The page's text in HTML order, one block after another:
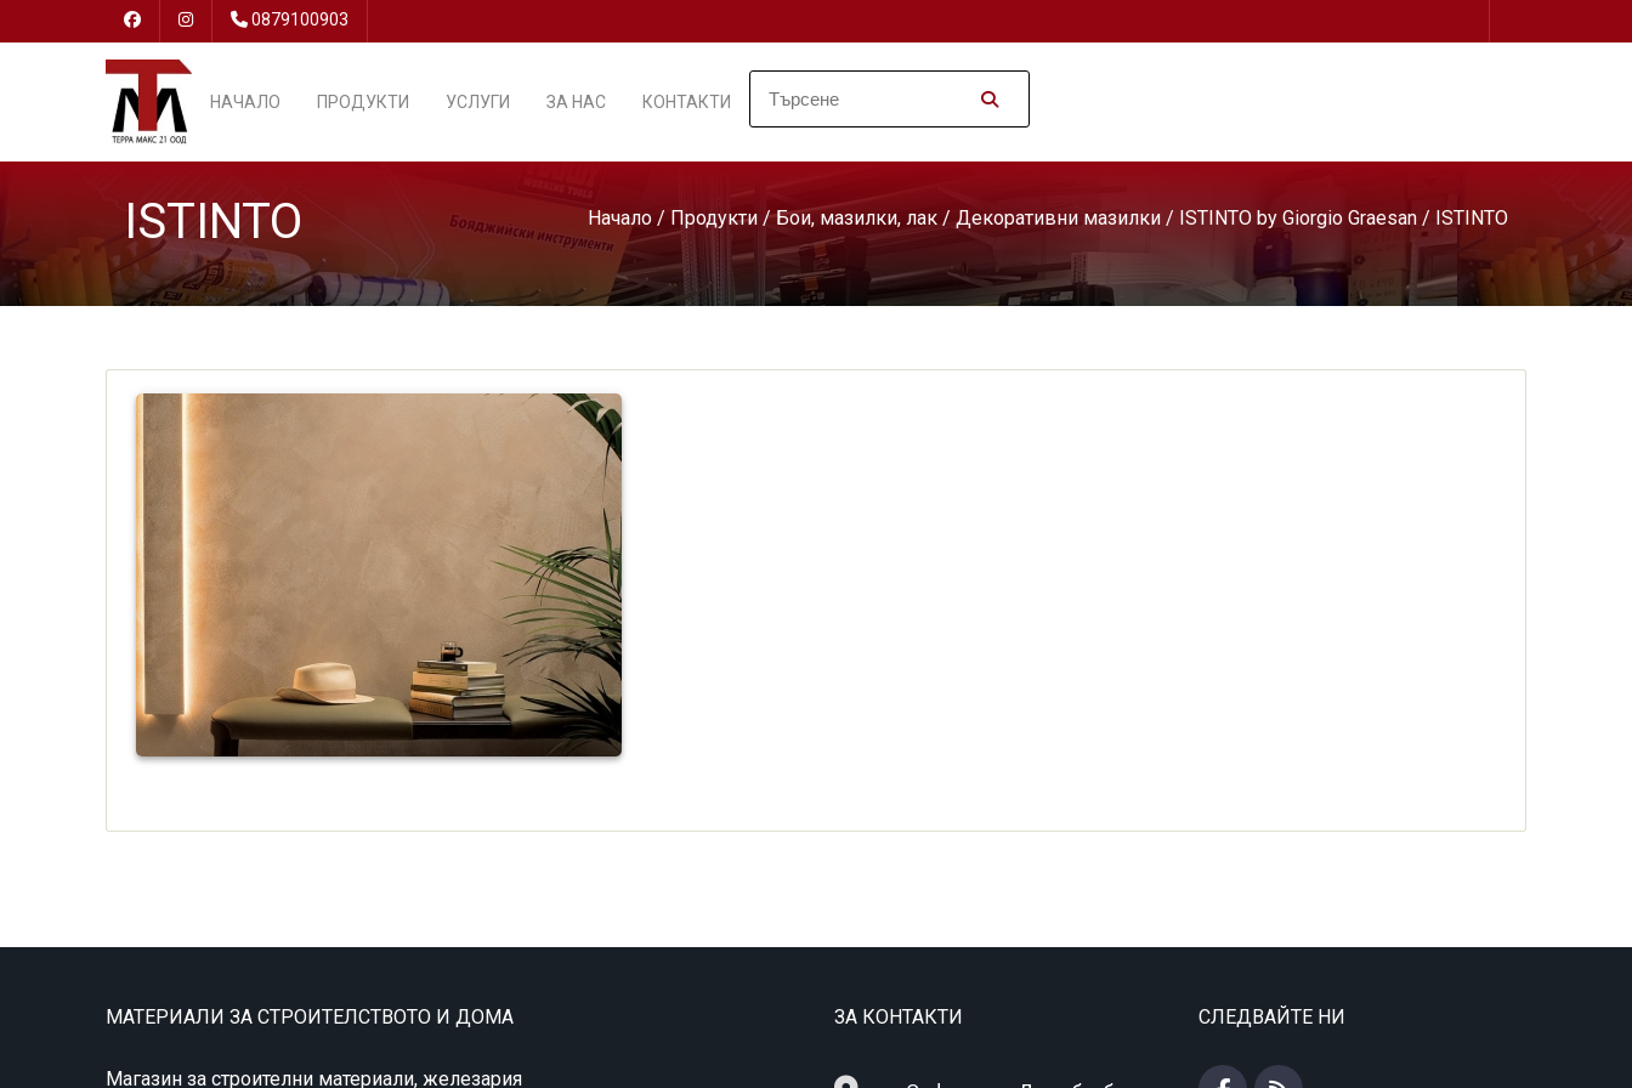
0879100903
НАЧАЛО ПРОДУКТИ УСЛУГИ ЗА НАС КОНТАКТИ
ISTINTO Начало /Продукти /Бои, мазилки, лак / Декоративни мазилки / ISTINTO by Giorgio Graesan / ISTINTO
МАТЕРИАЛИ ЗА СТРОИТЕЛСТВОТО И ДОМА
Магазин за строителни материали, железария
ЗА КОНТАКТИ СЛЕДВАЙТЕ НИ